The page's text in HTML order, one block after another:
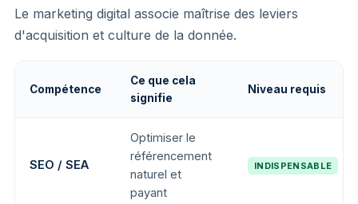
Le marketing digital associe maîtrise des leviers
d'acquisition et culture de la donnée.
Compétence
Ce que cela
signifie
Niveau requis
SEO / SEA
Optimiser le
référencement
naturel et
payant
INDISPENSABLE